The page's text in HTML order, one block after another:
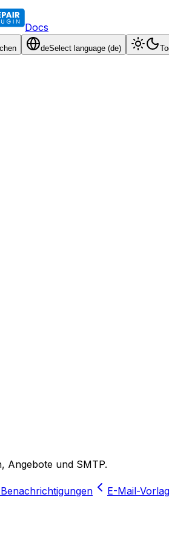
Docs
deSelect language (de)
Angebote und SMTP.
E-Mail-